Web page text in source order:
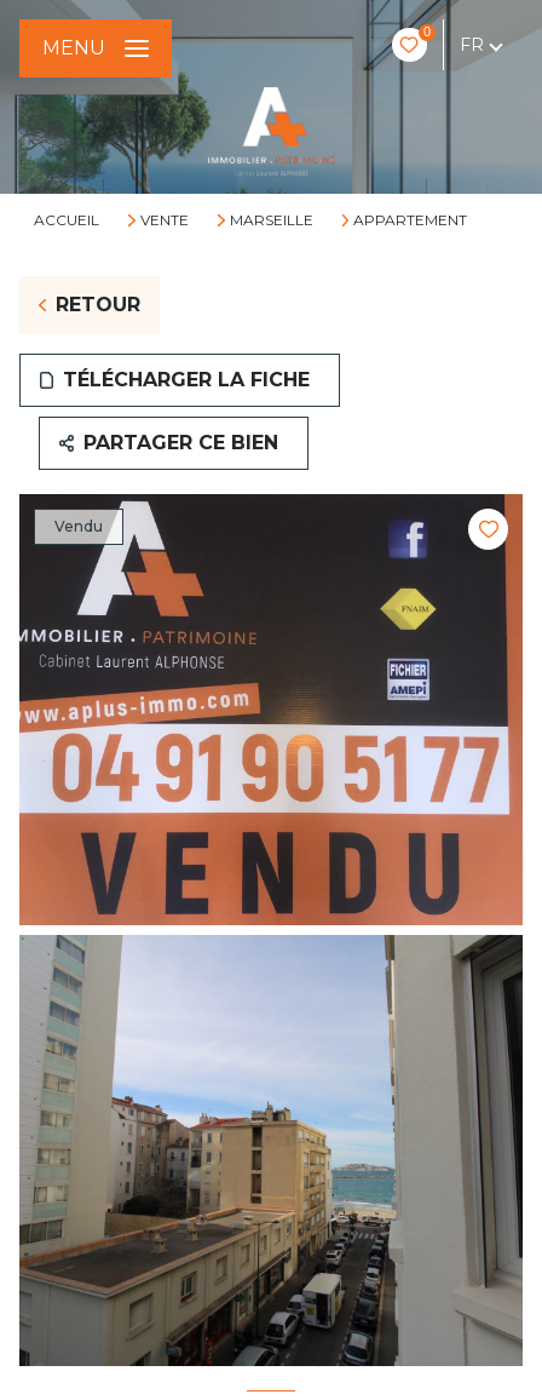
0
FR
MENU
ACCUEIL VENTE MARSEILLE APPARTEMENT
RETOUR
TÉLÉCHARGER LA FICHE
PARTAGER CE BIEN
Vendu